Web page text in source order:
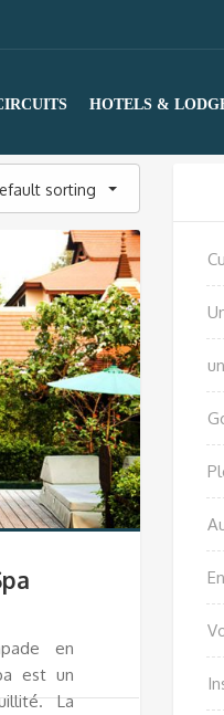
HOTELS &
sorting
en
est un
La